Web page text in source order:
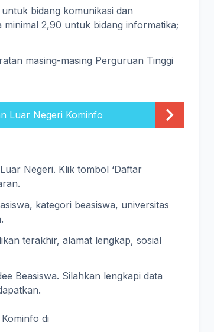
bidang komunikasi dan
minimal 2,90 untuk bidang informatika;
masing-masing Perguruan Tinggi
Luar Negeri Kominfo
Negeri. Klik tombol ‘Daftar
kategori beasiswa, universitas
terakhir, alamat lengkap, sosial
Beasiswa. Silahkan lengkapi data
di